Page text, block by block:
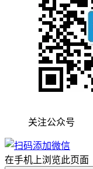
关注公众号
在手机上浏览此页面